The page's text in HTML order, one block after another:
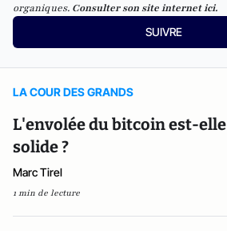
organiques. Consulter son site internet ici.
SUIVRE
LA COUR DES GRANDS
L'envolée du bitcoin est-elle
solide ?
Marc Tirel
1 min de lecture